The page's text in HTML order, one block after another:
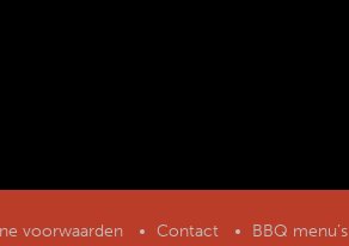
voorwaarden Contact BBQ menu’s